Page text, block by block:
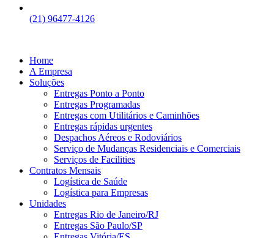
(21) 96477-4126
Home
A Empresa
Soluções
Entregas Ponto a Ponto
Entregas Programadas
Entregas com Utilitários e Caminhões
Entregas rápidas urgentes
Despachos Aéreos e Rodoviários
Serviço de Mudanças Residenciais e Comerciais
Serviços de Facilities
Contratos Mensais
Logística de Saúde
Logística para Empresas
Unidades
Entregas Rio de Janeiro/RJ
Entregas São Paulo/SP